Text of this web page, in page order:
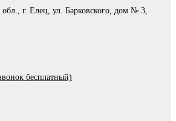
г. Елец, ул. Барковского, дом № 3,
бесплатный)